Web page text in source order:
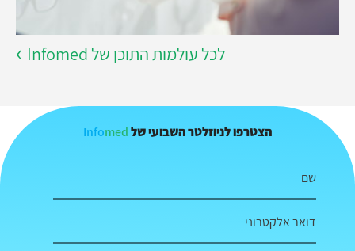
לכל עולמות התוכן של Infomed
הצטרפו לניוזלטר השבועי של Infomed
שם
דואר אלקטרוני